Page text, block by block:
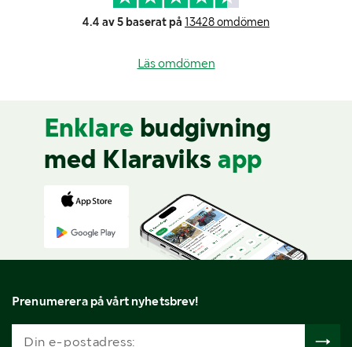
4.4 av 5 baserat på 13428 omdömen
Läs omdömen
Enklare budgivning
med Klaraviks app
Prenumerera på vårt nyhetsbrev!